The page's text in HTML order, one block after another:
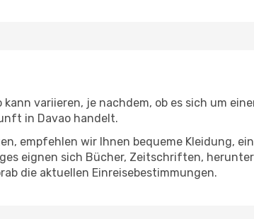
variieren, je nachdem, ob es sich um
in Davao handelt.
empfehlen wir Ihnen bequeme Kleidung,
eignen sich Bücher, Zeitschriften,
die aktuellen Einreisebestimmungen.